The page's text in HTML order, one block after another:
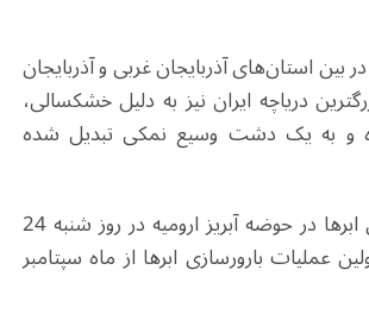
بین استان‌های آذربایجان غربی و آذربایجان
دریاچه ایران نیز به دلیل خشکسالی،
و به یک دشت وسیع نمکی تبدیل شده
عملیات بارورسازی ابرها در حوضه آبریز ارومیه در روز شنبه 24
عملیات بارورسازی ابرها از ماه سپتامبر